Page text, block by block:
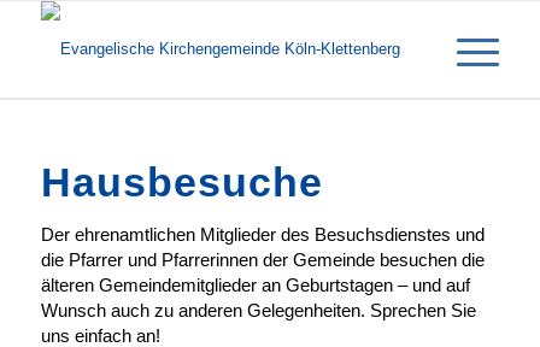
Hausbesuche
Der ehrenamtlichen Mitglieder des Besuchsdienstes und
die Pfarrer und Pfarrerinnen der Gemeinde besuchen die
älteren Gemeindemitglieder an Geburtstagen – und auf
Wunsch auch zu anderen Gelegenheiten. Sprechen Sie
uns einfach an!